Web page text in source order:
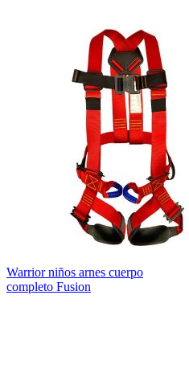
Warrior niños arnes cuerpo
completo Fusion